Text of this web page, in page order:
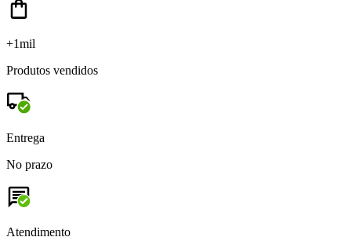
+1mil
Produtos vendidos
Entrega
No prazo
Atendimento